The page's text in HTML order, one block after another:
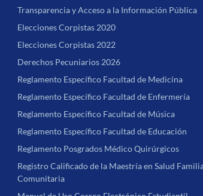
Transparencia y Acceso a la Información Pública
Elecciones Corpistas 2020
Elecciones Corpistas 2022
Derechos Pecuniarios 2026
Reglamento Específico Facultad de Medicina
Reglamento Específico Facultad de Enfermería
Reglamento Específico Facultad de Música
Reglamento Específico Facultad de Educación
Reglamento Posgrados Médico Quirúrgicos
Registro Calificado de la Maestría en Salud
Comunitaria